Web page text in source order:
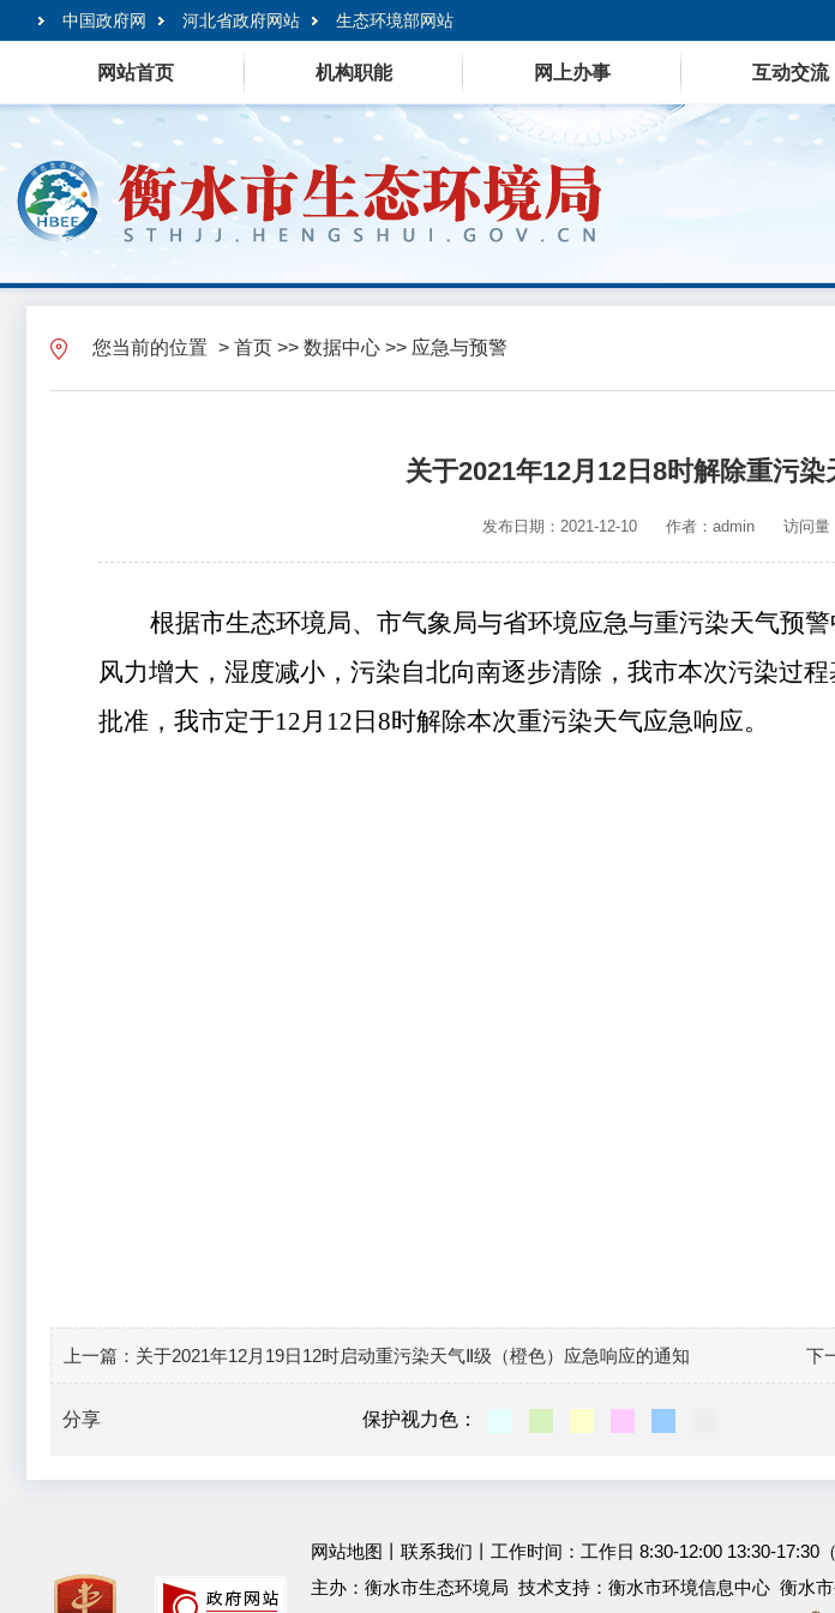
中国政府网 河北省政府网站 生态环境部网站
网站首页 机构职能 网上办事 互动交流
您当前的位置 > 首页 >> 数据中心 >> 应急与预警
关于2021年12月12日8时解除重污
发布日期：2021-12-10 作者：admin 访问量
根据市生态环境局、市气象局与省环境应急与重污染天气预警
风力增大，湿度减小， 污染自北向南逐步清除，我市本次污染过
批准，我市定于12月 12 日 8时解除本次重污染天气应急响应。
上一篇： 关于2021年12月19日12时启动重污染天气Ⅱ级（橙色）应急响应的通知 下
保护视力色：
分享
网站地图 联系我们 丨工作时间：工作日 8:30-12:00 13:30-17:30
主办：衡水市生态环境局 技术支持：衡水市环境信息中心 衡水